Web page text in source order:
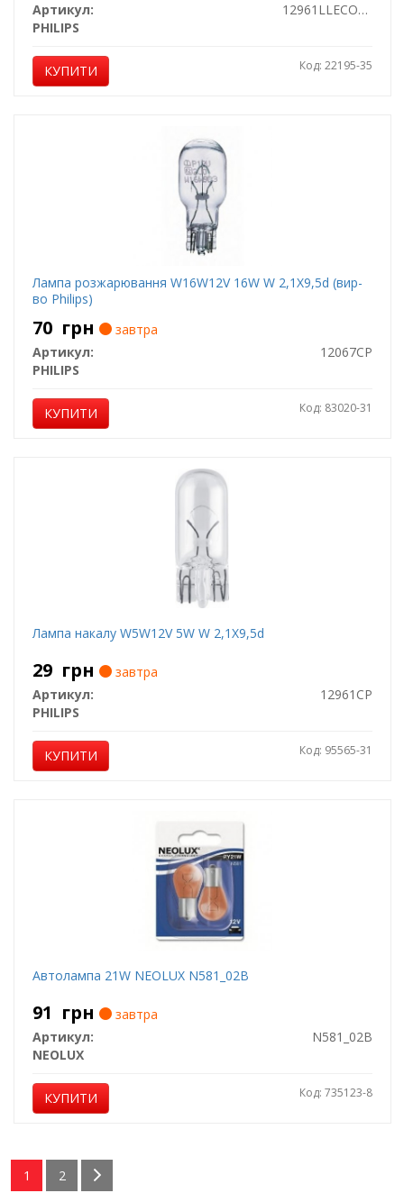
Артикул:
12961LLECOCP
PHILIPS
КУПИТИ Код: 22195-35
Лампа розжарювання W16W12V 16W W 2,1X9,5d (вир-
во Philips)
70 грн
завтра
Артикул:
12067CP
PHILIPS
КУПИТИ Код: 83020-31
Лампа накалу W5W12V 5W W 2,1X9,5d
29 грн
завтра
Артикул:
12961CP
PHILIPS
КУПИТИ Код: 95565-31
Автолампа 21W NEOLUX N581_02B
91 грн
завтра
Артикул:
N581_02B
NEOLUX
КУПИТИ Код: 735123-8
1 2